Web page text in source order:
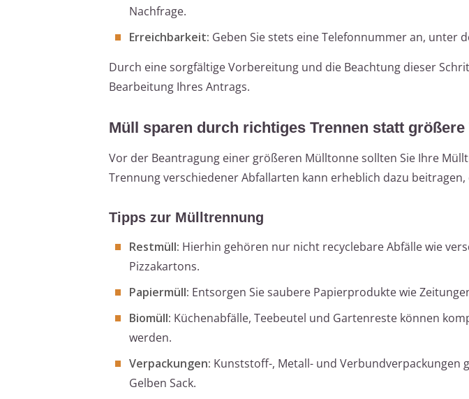
Nachfrage.
Erreichbarkeit: Geben Sie stets eine Telefonnummer an, unter
Durch eine sorgfältige Vorbereitung und die Beachtung dieser
Bearbeitung Ihres Antrags.
Müll sparen durch richtiges Trennen statt größere
Vor der Beantragung einer größeren Mülltonne sollten Sie Ihre
Trennung verschiedener Abfallarten kann erheblich dazu
Tipps zur Mülltrennung
Restmüll: Hierhin gehören nur nicht recyclebare Abfälle wie
Pizzakartons.
Papiermüll: Entsorgen Sie saubere Papierprodukte wie
Biomüll: Küchenabfälle, Teebeutel und Gartenreste können
werden.
Verpackungen: Kunststoff-, Metall- und Verbundverpackungen
Gelben Sack.